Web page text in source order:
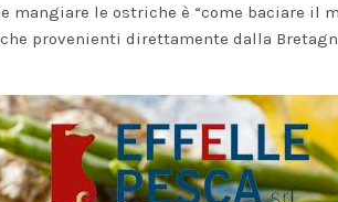
mangiare le ostriche è “come baciare il
provenienti direttamente dalla